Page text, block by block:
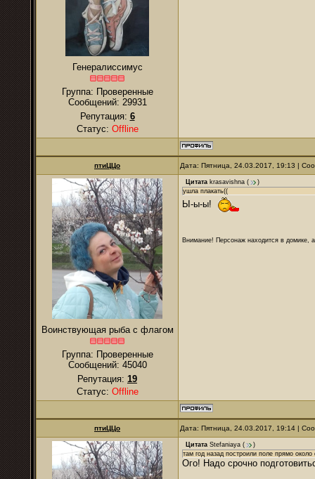
Генералиссимус
Группа: Проверенные
Сообщений: 29931
Репутация: 6
Статус: Offline
птиЦЦо Дата: Пятница, 24.03.2017, 19:13 |
Воинствующая рыба с флагом
Группа: Проверенные
Сообщений: 45040
Репутация: 19
Статус: Offline
Цитата krasavishna (
)
ушла плакать((
Ы-ы-ы!
Внимание! Персонаж находится в домике,
птиЦЦо Дата: Пятница, 24.03.2017, 19:14 |
Цитата Stefaniaya (
)
там год назад построили поле прямо
Ого! Надо срочно